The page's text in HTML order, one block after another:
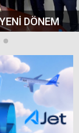
DÖNEM